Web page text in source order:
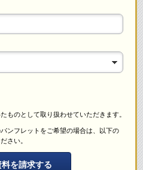
ものとして取り扱わせていただきます。
ンフレットをご希望の場合は、以下の
さい。
を請求する